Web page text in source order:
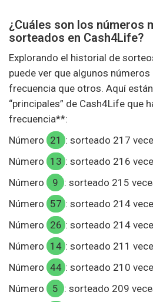
¿Cuáles son los números
sorteados en Cash4Life?
Explorando el historial de
puede ver que algunos
frecuencia que otros. Aquí
“principales” de Cash4Life que
frecuencia**:
Número 21 : sorteado 217
Número 13 : sorteado 216
Número
9 : sorteado 215
Número 57 : sorteado 214
Número 26 : sorteado 214
Número 14 : sorteado 211
Número 44 : sorteado 210
Número
5 : sorteado 209